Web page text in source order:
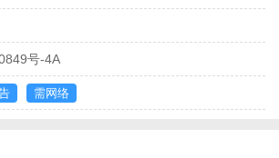
号-4A
需网络